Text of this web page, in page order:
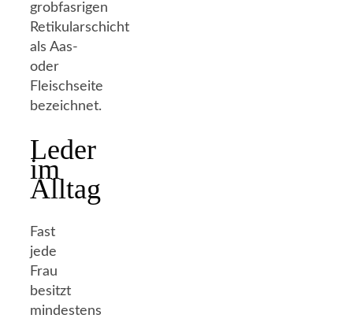
grobfasrigen
Retikularschicht
als Aas-
oder
Fleischseite
bezeichnet.
Leder
im
Alltag
Fast
jede
Frau
besitzt
mindestens